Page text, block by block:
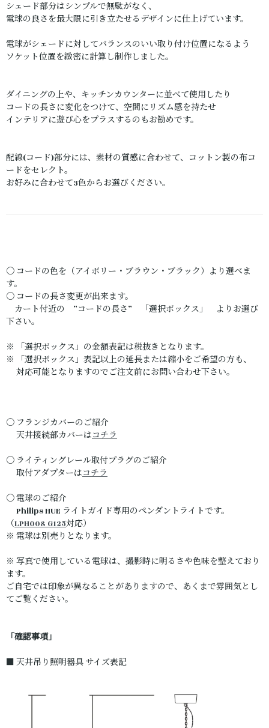
シェード部分はシンプルで無駄がなく、
電球の良さを最大限に引き立たせるデザインに仕上げています。
電球がシェードに対してバランスのいい取り付け位置になるよう
ソケット位置を緻密に計算し制作しました。
ダイニングの上や、キッチンカウンターに並べて使用したり
コードの長さに変化をつけて、空間にリズム感を持たせ
インテリアに遊び心をプラスするのもお勧めです。
配線(コード)部分には、素材の質感に合わせて、コットン製の布コ
ードをセレクト。
お好みに合わせて3色からお選びください。
〇 コードの色を（アイボリー・ブラウン・ブラック）より選べま
す。
〇 コードの長さ変更が出来ます。
カート付近の ”コードの長さ” 「選択ボックス」 よりお選び
下さい。
※ 「選択ボックス」の金額表記は税抜きとなります。
※ 「選択ボックス」表記以上の延長または縮小をご希望の方も、
対応可能となりますのでご注文前にお問い合わせ下さい。
〇 フランジカバーのご紹介
天井接続部カバーはコチラ
〇 ライティングレール取付プラグのご紹介
取付アダプターはコチラ
〇 電球のご紹介
Philips HUE ライトガイド専用のペンダントライトです。
（LPH008 G125対応）
※ 電球は別売りとなります。
※ 写真で使用している電球は、撮影時に明るさや色味を整えており
ます。
ご自宅では印象が異なることがありますので、あくまで雰囲気とし
てご覧ください。
「確認事項」
■ 天井吊り照明器具 サイズ表記